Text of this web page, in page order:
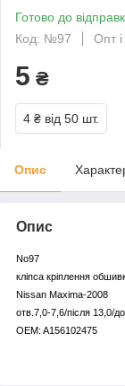
Готово до
Код: №97
Опт і
5 ₴
4 ₴ від 50 шт.
Опис
Опис
No97
кліпса кріплення
Nissan Maxima-2008
отв.7,0-7,6/після 13,0/
OEM: A156102475